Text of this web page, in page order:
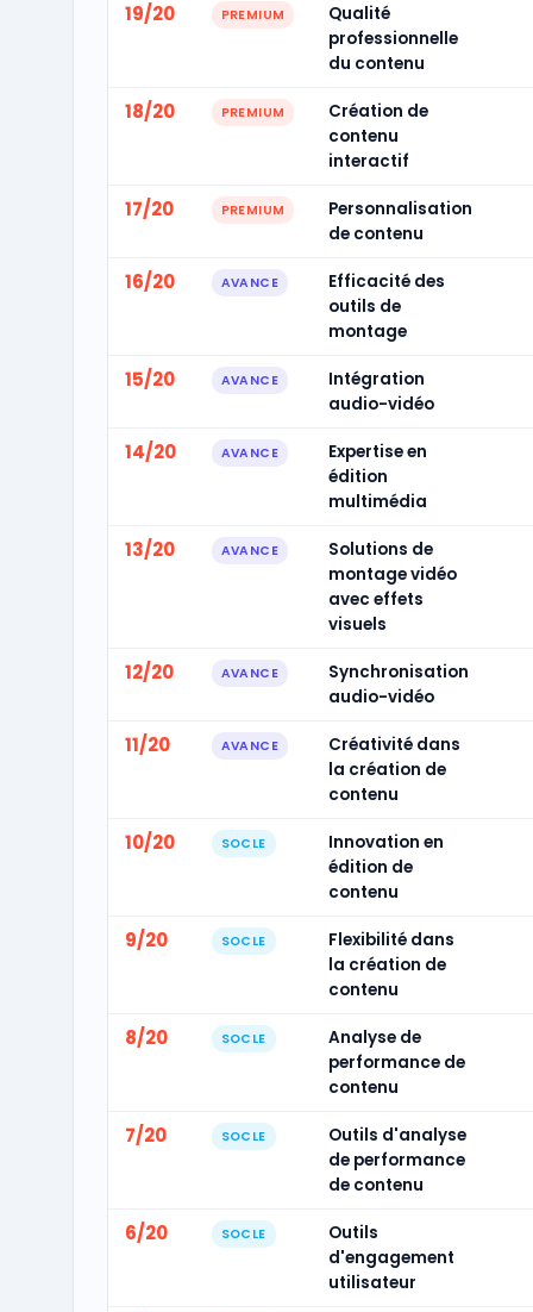
19/20 PREMIUM
Qualité
professionnelle
du contenu
18/20 PREMIUM
Création de
contenu
interactif
17/20 PREMIUM
Personnalisation
de contenu
16/20 AVANCE
Efficacité des
outils de
montage
15/20 AVANCE
Intégration
audio-vidéo
14/20 AVANCE
Expertise en
édition
multimédia
13/20 AVANCE
Solutions de
montage vidéo
avec effets
visuels
12/20 AVANCE
Synchronisation
audio-vidéo
11/20 AVANCE
Créativité dans
la création de
contenu
10/20 SOCLE
Innovation en
édition de
contenu
9/20 SOCLE
Flexibilité dans
la création de
contenu
8/20 SOCLE
Analyse de
performance de
contenu
7/20 SOCLE
Outils d'analyse
de performance
de contenu
6/20 SOCLE
Outils
d'engagement
utilisateur